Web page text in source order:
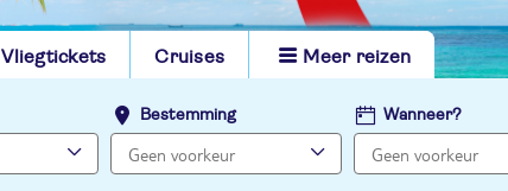
Vliegtickets Cruises Meer reizen
Bestemming Wanneer?